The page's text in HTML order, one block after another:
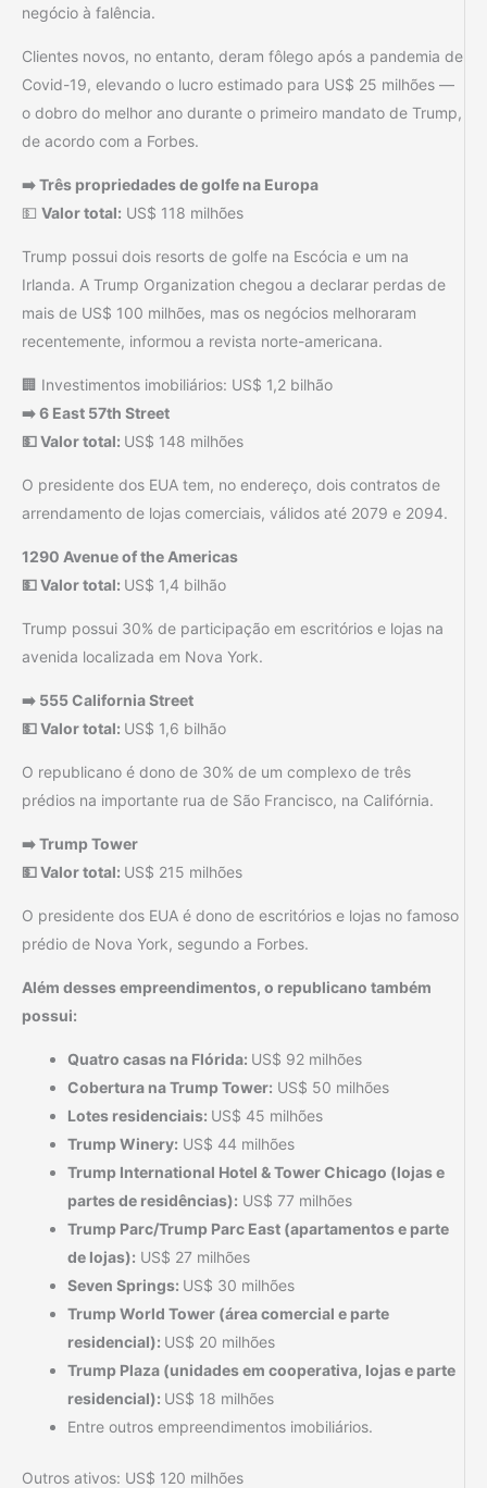
negócio à falência.
Clientes novos, no entanto, deram fôlego após a pandemia de
Covid-19, elevando o lucro estimado para US$ 25 milhões —
o dobro do melhor ano durante o primeiro mandato de Trump,
de acordo com a Forbes.
➡️ Três propriedades de golfe na Europa
💵 Valor total: US$ 118 milhões
Trump possui dois resorts de golfe na Escócia e um na
Irlanda. A Trump Organization chegou a declarar perdas de
mais de US$ 100 milhões, mas os negócios melhoraram
recentemente, informou a revista norte-americana.
🏢 Investimentos imobiliários: US$ 1,2 bilhão
➡️ 6 East 57th Street
💵 Valor total: US$ 148 milhões
O presidente dos EUA tem, no endereço, dois contratos de
arrendamento de lojas comerciais, válidos até 2079 e 2094.
1290 Avenue of the Americas
💵 Valor total: US$ 1,4 bilhão
Trump possui 30% de participação em escritórios e lojas na
avenida localizada em Nova York.
➡️ 555 California Street
💵 Valor total: US$ 1,6 bilhão
O republicano é dono de 30% de um complexo de três
prédios na importante rua de São Francisco, na Califórnia.
➡️ Trump Tower
💵 Valor total: US$ 215 milhões
O presidente dos EUA é dono de escritórios e lojas no famoso
prédio de Nova York, segundo a Forbes.
Além desses empreendimentos, o republicano também
possui:
Quatro casas na Flórida: US$ 92 milhões
Cobertura na Trump Tower: US$ 50 milhões
Lotes residenciais: US$ 45 milhões
Trump Winery: US$ 44 milhões
Trump International Hotel & Tower Chicago (lojas e
partes de residências): US$ 77 milhões
Trump Parc/Trump Parc East (apartamentos e parte
de lojas): US$ 27 milhões
Seven Springs: US$ 30 milhões
Trump World Tower (área comercial e parte
residencial): US$ 20 milhões
Trump Plaza (unidades em cooperativa, lojas e parte
residencial): US$ 18 milhões
Entre outros empreendimentos imobiliários.
Outros ativos: US$ 120 milhões